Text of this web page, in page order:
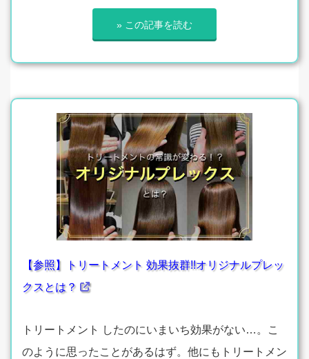
» この記事を読む
【参照】トリートメント 効果抜群!!オリジナルプレッ
クスとは？
トリートメント したのにいまいち効果がない…。こ
のように思ったことがあるはず。他にもトリートメン